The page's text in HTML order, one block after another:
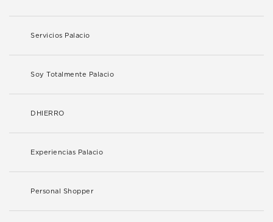
Servicios Palacio
Soy Totalmente Palacio
DHIERRO
Experiencias Palacio
Personal Shopper